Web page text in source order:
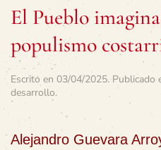
El Pueblo
populismo
Escrito en 03/04/2025. Publicado
desarrollo.
Alejandro Guevara